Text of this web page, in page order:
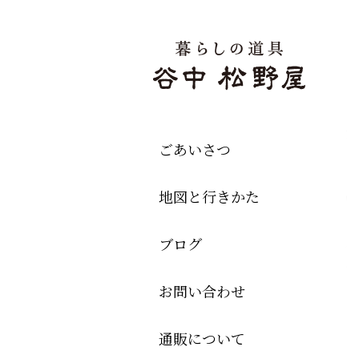
ごあいさつ
地図と行きかた
ブログ
お問い合わせ
通販について